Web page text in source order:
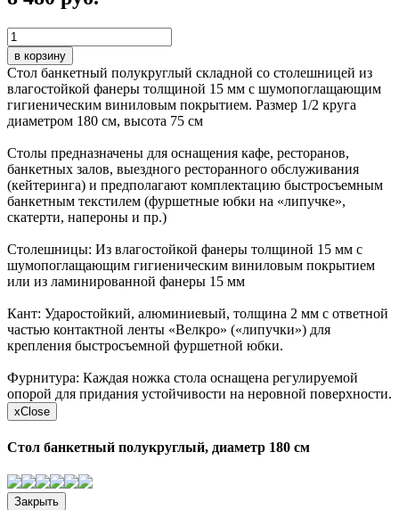
в корзину
Стол банкетный полукруглый складной со столешницей из
влагостойкой фанеры толщиной 15 мм с шумопоглащающим
гигиеническим виниловым покрытием. Размер 1/2 круга
диаметром 180 см, высота 75 см
Столы предназначены для оснащения кафе, ресторанов,
банкетных залов, выездного ресторанного обслуживания
(кейтеринга) и предполагают комплектацию быстросъемным
банкетным текстилем (фуршетные юбки на «липучке»,
скатерти, напероны и пр.)
Столешницы: Из влагостойкой фанеры толщиной 15 мм с
шумопоглащающим гигиеническим виниловым покрытием
или из ламинированной фанеры 15 мм
Кант: Ударостойкий, алюминиевый, толщина 2 мм с ответной
частью контактной ленты «Велкро» («липучки») для
крепления быстросъемной фуршетной юбки.
Фурнитура: Каждая ножка стола оснащена регулируемой
опорой для придания устойчивости на неровной поверхности.
xClose
Стол банкетный полукруглый, диаметр 180 см
Закрыть